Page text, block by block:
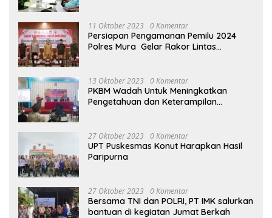
11 Oktober 2023 0 Komentar
Persiapan Pengamanan Pemilu 2024
Polres Mura Gelar Rakor Lintas
13 Oktober 2023 0 Komentar
PKBM Wadah Untuk Meningkatkan
Pengetahuan dan Keterampilan
27 Oktober 2023 0 Komentar
UPT Puskesmas Konut Harapkan Hasil
Paripurna
27 Oktober 2023 0 Komentar
Bersama TNI dan POLRI, PT IMK salurkan
bantuan di kegiatan Jumat Berkah